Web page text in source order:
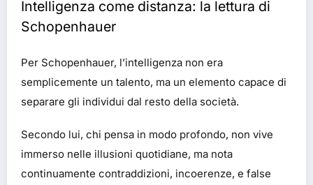
Intelligenza come distanza: la lettura di
Schopenhauer
Per Schopenhauer, l’intelligenza non era
semplicemente un talento, ma un elemento capace di
separare gli individui dal resto della società.
Secondo lui, chi pensa in modo profondo, non vive
immerso nelle illusioni quotidiane, ma nota
continuamente contraddizioni, incoerenze, e false